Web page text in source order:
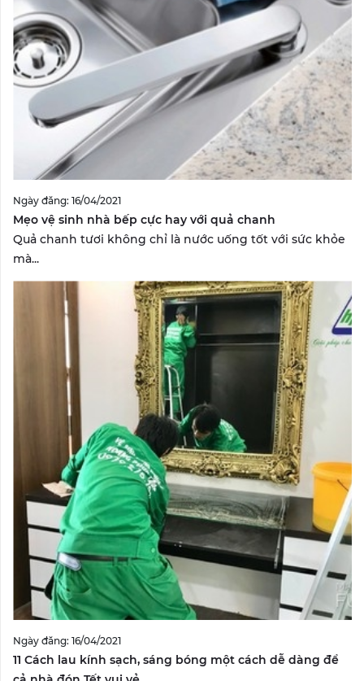
Ngày đăng: 16/04/2021
Mẹo vệ sinh nhà bếp cực hay với quả chanh
Quả chanh tươi không chỉ là nước uống tốt với sức khỏe
mà...
Ngày đăng: 16/04/2021
11 Cách lau kính sạch, sáng bóng một cách dễ dàng để